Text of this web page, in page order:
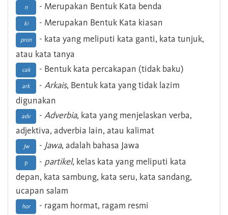
n - Merupakan Bentuk Kata benda
ki - Merupakan Bentuk Kata kiasan
pron
- kata yang meliputi kata ganti, kata tunjuk,
atau kata tanya
cak - Bentuk kata percakapan (tidak baku)
ark - Arkais, Bentuk kata yang tidak lazim
digunakan
adv - Adverbia, kata yang menjelaskan verba,
adjektiva, adverbia lain, atau kalimat
Jw - Jawa, adalah bahasa Jawa
p - partikel, kelas kata yang meliputi kata
depan, kata sambung, kata seru, kata sandang,
ucapan salam
hor - ragam hormat, ragam resmi